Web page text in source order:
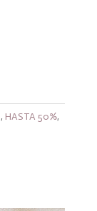
, HASTA 50%,